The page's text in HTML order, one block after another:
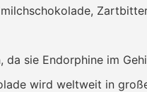
sie Endorphine im
wird weltweit in